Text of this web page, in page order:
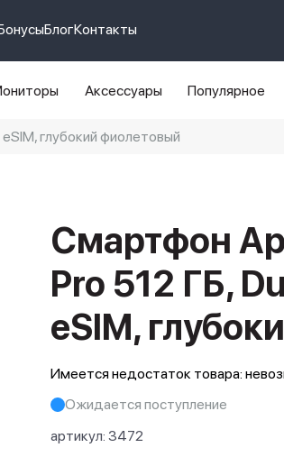
БлогКонтакты
Аксессуары Популярное
глубокий фиолетовый
Смартфон
Pro 512 ГБ,
eSIM,
Имеется недостаток товара:
Ожидается поступление
артикул: 3472